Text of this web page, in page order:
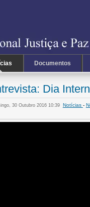
Documentos
Dia
30 Outubro 2016 10:39 Notícias -